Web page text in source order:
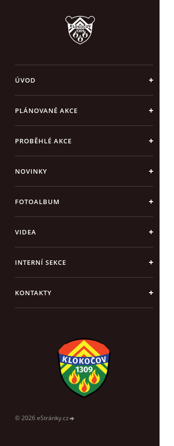
ÚVOD
PLÁNOVANÉ AKCE
PROBĚHLÉ AKCE
NOVINKY
FOTOALBUM
VIDEA
INTERNÍ SEKCE
KONTAKTY
© 2026 eStránky.cz